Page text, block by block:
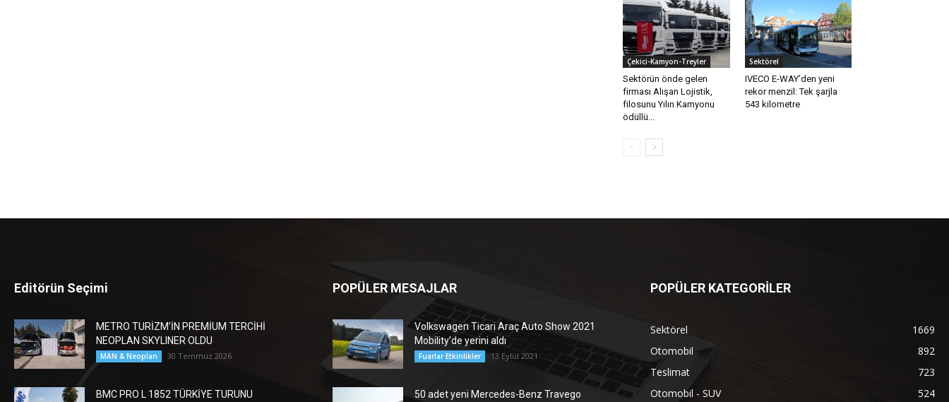
Çekici-Kamyon-Treyler
Sektörün önde gelen
firması Alışan Lojistik,
filosunu Yılın Kamyonu
ödüllü...
Sektörel
IVECO E-WAY’den yeni
rekor menzil: Tek şarjla
543 kilometre
Editörün Seçimi
METRO TURİZM’İN PREMİUM TERCİHİ
NEOPLAN SKYLINER OLDU
MAN & Neoplan 30 Temmuz 2026
BMC PRO L 1852 TÜRKİYE TURUNU
POPÜLER MESAJLAR
Volkswagen Ticari Araç Auto Show 2021
Mobility’de yerini aldı
Fuarlar Etkinlikler 13 Eylül 2021
50 adet yeni Mercedes-Benz Travego
POPÜLER KATEGORİLER
Sektörel
1669
Otomobil
892
Teslimat
723
Otomobil - SUV
524